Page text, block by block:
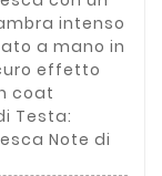
intenso
a mano in
effetto
coat
Testa:
Note di